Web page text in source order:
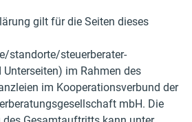
gilt für die Seiten dieses
standorte/steuerberater-
im Rahmen des
im Kooperationsverbund der
mbH. Die